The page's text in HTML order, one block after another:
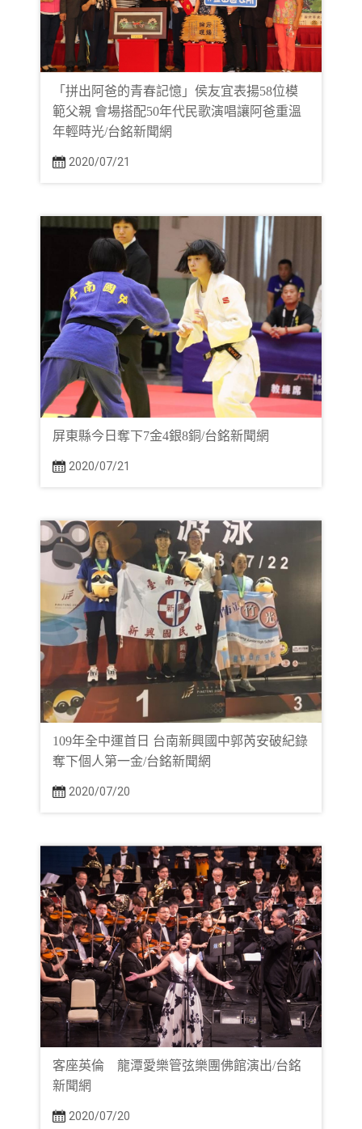
「拼出阿爸的青春記憶」侯友宜表揚58位模
範父親 會場搭配50年代民歌演唱讓阿爸重溫
年輕時光/台銘新聞網
2020/07/21
屏東縣今日奪下7金4銀8銅/台銘新聞網
2020/07/21
109年全中運首日 台南新興國中郭芮安破紀錄
奪下個人第一金/台銘新聞網
2020/07/20
客座英倫 龍潭愛樂管弦樂團佛館演出/台銘
新聞網
2020/07/20